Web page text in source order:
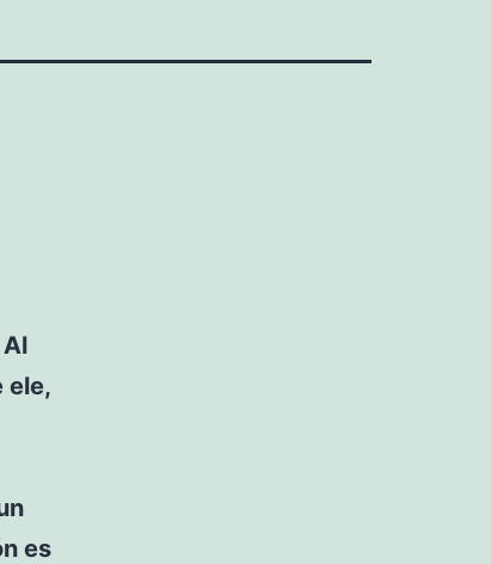
ele,
es